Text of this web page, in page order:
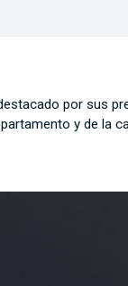
por sus
y de la